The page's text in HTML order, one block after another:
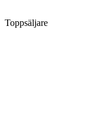
Toppsäljare